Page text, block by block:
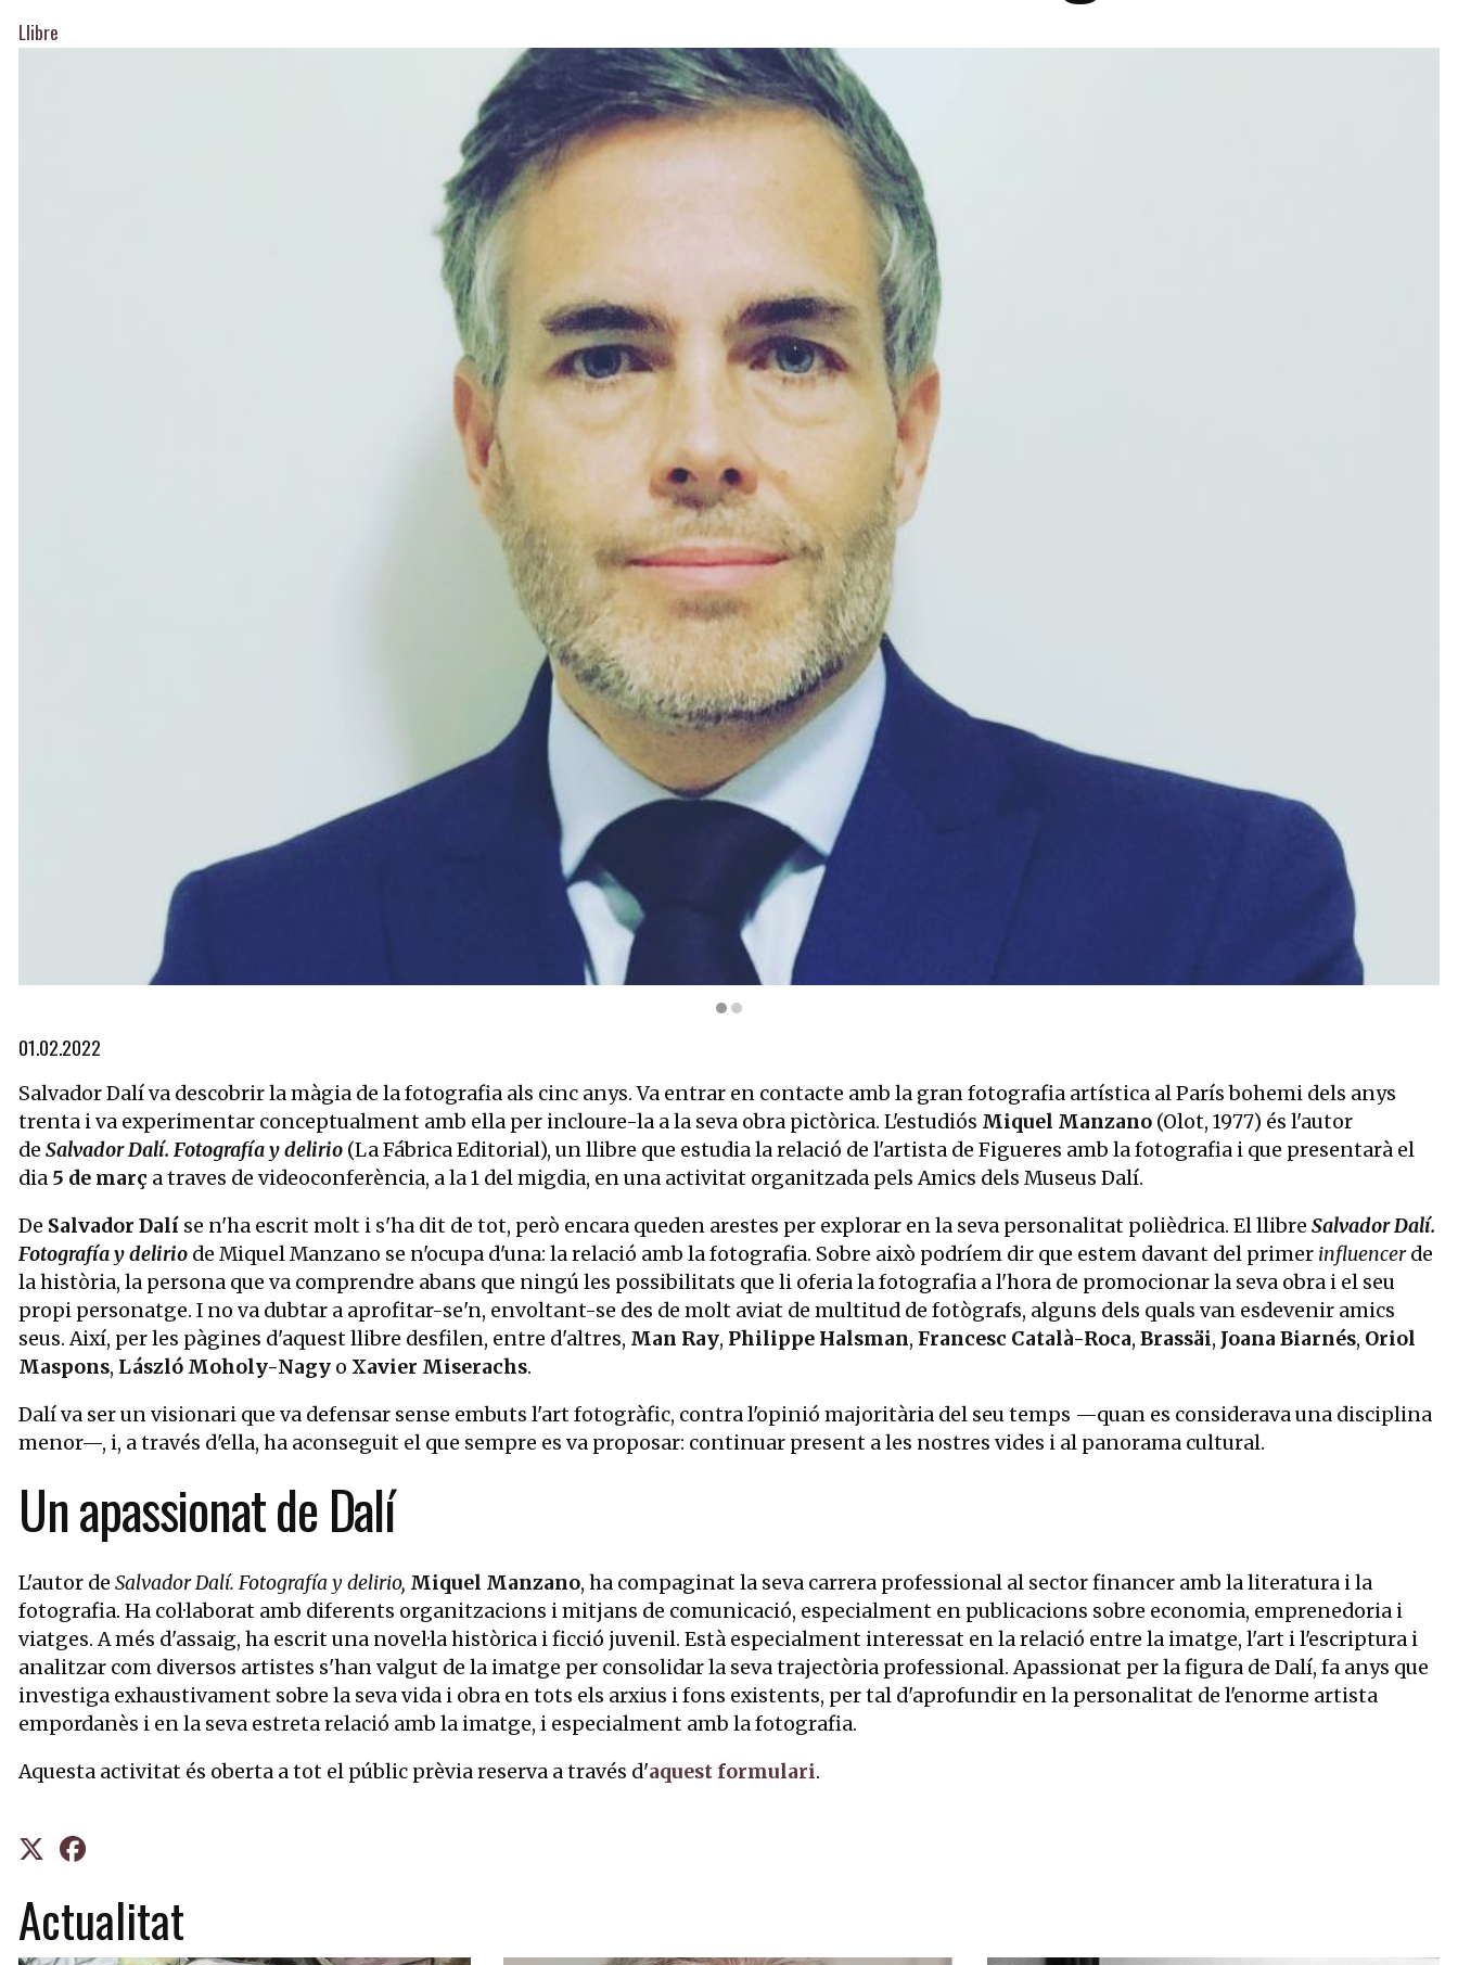
Llibre
01.02.2022
Salvador Dalí va descobrir la màgia de la fotografia als cinc anys. Va entrar en contacte amb la gran fotografia artística al París bohemi dels anys
trenta i va experimentar conceptualment amb ella per incloure-la a la seva obra pictòrica. L'estudiós Miquel Manzano (Olot, 1977) és l'autor
de Salvador Dalí. Fotografía y delirio (La Fábrica Editorial), un llibre que estudia la relació de l'artista de Figueres amb la fotografia i que presentarà el
dia 5 de març a traves de videoconferència, a la 1 del migdia, en una activitat organitzada pels Amics dels Museus Dalí.
De Salvador Dalí se n'ha escrit molt i s'ha dit de tot, però encara queden arestes per explorar en la seva personalitat polièdrica. El llibre Salvador Dalí.
Fotografía y delirio de Miquel Manzano se n'ocupa d'una: la relació amb la fotografia. Sobre això podríem dir que estem davant del primer influencerde
la història, la persona que va comprendre abans que ningú les possibilitats que li oferia la fotografia a l'hora de promocionar la seva obra i el seu
propi personatge. I no va dubtar a aprofitar-se'n, envoltant-se des de molt aviat de multitud de fotògrafs, alguns dels quals van esdevenir amics
seus. Així, per les pàgines d'aquest llibre desfilen, entre d'altres, Man Ray, Philippe Halsman, Francesc Català-Roca, Brassäi, Joana Biarnés, Oriol
Maspons, László Moholy-Nagy o Xavier Miserachs.
Dalí va ser un visionari que va defensar sense embuts l'art fotogràfic, contra l'opinió majoritària del seu temps —quan es considerava una disciplina
menor—, i, a través d'ella, ha aconseguit el que sempre es va proposar: continuar present a les nostres vides i al panorama cultural.
Un apassionat de Dalí
L'autor de Salvador Dalí. Fotografía y delirio, Miquel Manzano, ha compaginat la seva carrera professional al sector financer amb la literatura i la
fotografia. Ha col·laborat amb diferents organitzacions i mitjans de comunicació, especialment en publicacions sobre economia, emprenedoria i
viatges. A més d'assaig, ha escrit una novel·la històrica i ficció juvenil. Està especialment interessat en la relació entre la imatge, l'art i l'escriptura i
analitzar com diversos artistes s'han valgut de la imatge per consolidar la seva trajectòria professional. Apassionat per la figura de Dalí, fa anys que
investiga exhaustivament sobre la seva vida i obra en tots els arxius i fons existents, per tal d'aprofundir en la personalitat de l'enorme artista
empordanès i en la seva estreta relació amb la imatge, i especialment amb la fotografia.
Aquesta activitat és oberta a tot el públic prèvia reserva a través d'aquest formulari.
Actualitat